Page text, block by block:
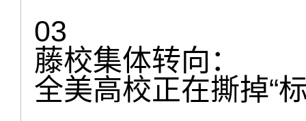
03
藤校集体转向：
全美高校正在撕掉“